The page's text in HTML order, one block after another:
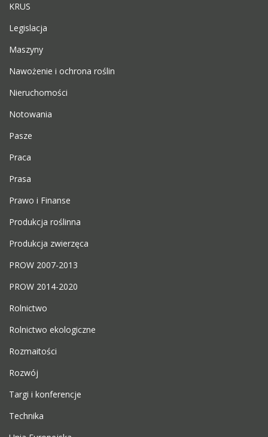
KRUS
Legislacja
Maszyny
Nawożenie i ochrona roślin
Nieruchomości
Notowania
Pasze
Praca
Prasa
Prawo i Finanse
Produkcja roślinna
Produkcja zwierzęca
PROW 2007-2013
PROW 2014-2020
Rolnictwo
Rolnictwo ekologiczne
Rozmaitości
Rozwój
Targi i konferencje
Technika